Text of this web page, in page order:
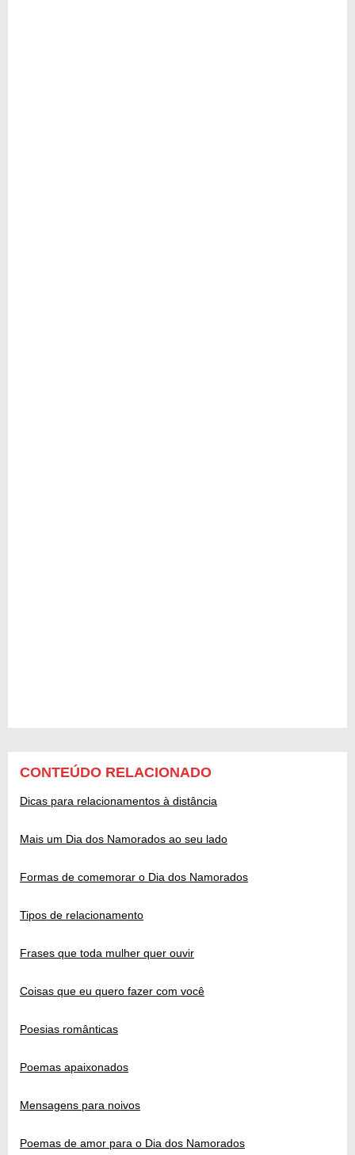
CONTEÚDO RELACIONADO
Dicas para relacionamentos à distância
Mais um Dia dos Namorados ao seu lado
Formas de comemorar o Dia dos Namorados
Tipos de relacionamento
Frases que toda mulher quer ouvir
Coisas que eu quero fazer com você
Poesias românticas
Poemas apaixonados
Mensagens para noivos
Poemas de amor para o Dia dos Namorados